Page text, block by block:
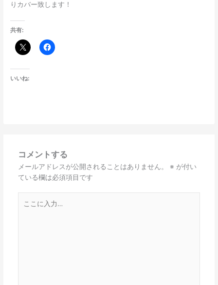
りカバー致します！
共有:
いいね:
コメントする
メールアドレスが公開されることはありません。 ※ が付い
ている欄は必須項目です